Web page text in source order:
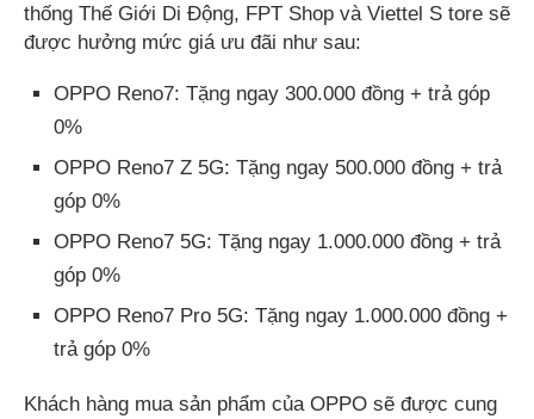
thống Thế Giới Di Động, FPT Shop và Viettel S tore sẽ
được hưởng mức giá ưu đãi như sau:
OPPO Reno7: Tặng ngay 300.000 đồng + trả góp
0%
OPPO Reno7 Z 5G: Tặng ngay 500.000 đồng + trả
góp 0%
OPPO Reno7 5G: Tặng ngay 1.000.000 đồng + trả
góp 0%
OPPO Reno7 Pro 5G: Tặng ngay 1.000.000 đồng +
trả góp 0%
Khách hàng mua sản phẩm của OPPO sẽ được cung